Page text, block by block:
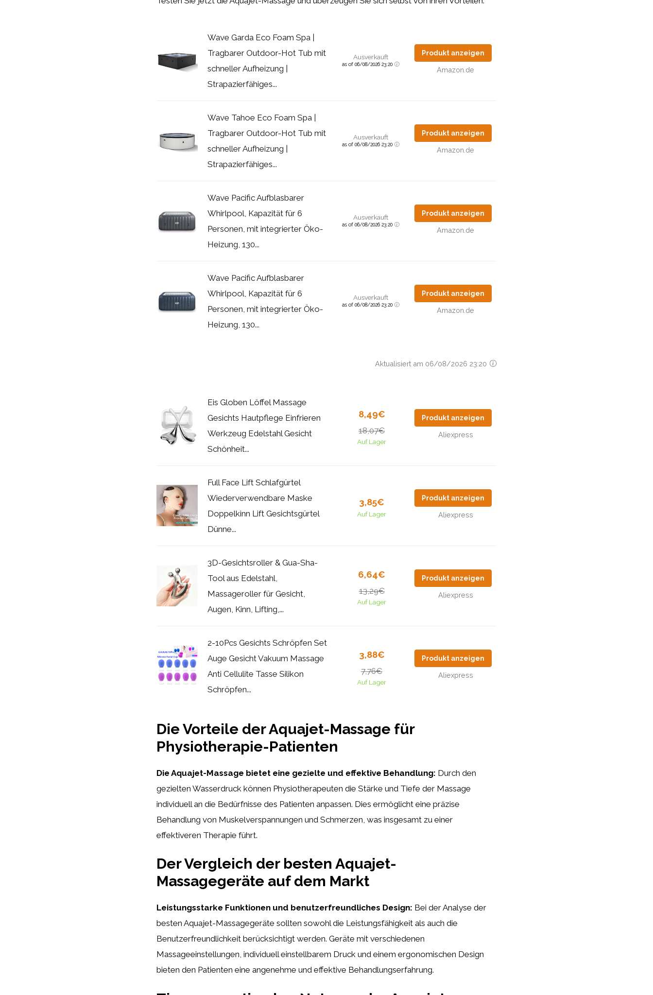
Wave Garda Eco Foam Spa |
Tragbarer Outdoor-Hot Tub mit
schneller Aufheizung |
Strapazierfähiges...
Ausverkauft
as of 06/08/2026 23:20
Produkt anzeigen
Amazon.de
Wave Tahoe Eco Foam Spa |
Tragbarer Outdoor-Hot Tub mit
schneller Aufheizung |
Strapazierfähiges...
Ausverkauft
as of 06/08/2026 23:20
Produkt anzeigen
Amazon.de
Wave Pacific Aufblasbarer
Whirlpool, Kapazität für 6
Personen, mit integrierter Öko-
Heizung, 130...
Ausverkauft
as of 06/08/2026 23:20
Produkt anzeigen
Amazon.de
Wave Pacific Aufblasbarer
Whirlpool, Kapazität für 6
Personen, mit integrierter Öko-
Heizung, 130...
Ausverkauft
as of 06/08/2026 23:20
Produkt anzeigen
Amazon.de
Aktualisiert am 06/08/2026 23:20
Eis Globen Löffel Massage
Gesichts Hautpflege Einfrieren
Werkzeug Edelstahl Gesicht
Schönheit...
8,49€
18,07€
Auf Lager
Produkt anzeigen
Aliexpress
Full Face Lift Schlafgürtel
Wiederverwendbare Maske
Doppelkinn Lift Gesichtsgürtel
Dünne...
3,85€
Auf Lager
Produkt anzeigen
Aliexpress
3D-Gesichtsroller & Gua-Sha-
Tool aus Edelstahl,
Massageroller für Gesicht,
Augen, Kinn, Lifting,...
6,64€
13,29€
Auf Lager
Produkt anzeigen
Aliexpress
2-10Pcs Gesichts Schröpfen Set
Auge Gesicht Vakuum Massage
Anti Cellulite Tasse Silikon
Schröpfen...
3,88€
7,76€
Auf Lager
Produkt anzeigen
Aliexpress
Die Vorteile der Aquajet-Massage für
Physiotherapie-Patienten
Die Aquajet-Massage bietet eine gezielte und effektive Behandlung: Durch den
gezielten Wasserdruck können Physiotherapeuten die Stärke und Tiefe der Massage
individuell an die Bedürfnisse des Patienten anpassen. Dies ermöglicht eine präzise
Behandlung von Muskelverspannungen und Schmerzen, was insgesamt zu einer
effektiveren Therapie führt.
Der Vergleich der besten Aquajet-
Massagegeräte auf dem Markt
Leistungsstarke Funktionen und benutzerfreundliches Design: Bei der Analyse der
besten Aquajet-Massagegeräte sollten sowohl die Leistungsfähigkeit als auch die
Benutzerfreundlichkeit berücksichtigt werden. Geräte mit verschiedenen
Massageeinstellungen, individuell einstellbarem Druck und einem ergonomischen Design
bieten den Patienten eine angenehme und effektive Behandlungserfahrung.